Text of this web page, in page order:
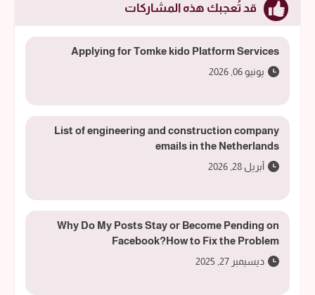
قد تُعجبك هذه المشاركات
Applying for Tomke kido Platform Services
يونيو 06, 2026
List of engineering and construction company
emails in the Netherlands
أبريل 28, 2026
Why Do My Posts Stay or Become Pending on
Facebook?How to Fix the Problem
ديسيمبر 27, 2025